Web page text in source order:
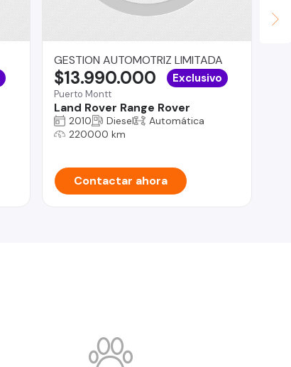
GESTION AUTOMOTRIZ LIMITADA
Puerto Montt
Land Rover Range Rover
$13.990.000 Exclusivo
2010 Diesel
Automática
220000 km
Contactar ahora